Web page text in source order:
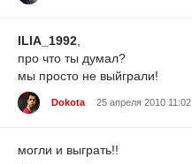
ILIA_1992
про что ты думал?
мы просто не выйграли!
Dokota 25 апреля 2010 11:02
могли и выграть!!